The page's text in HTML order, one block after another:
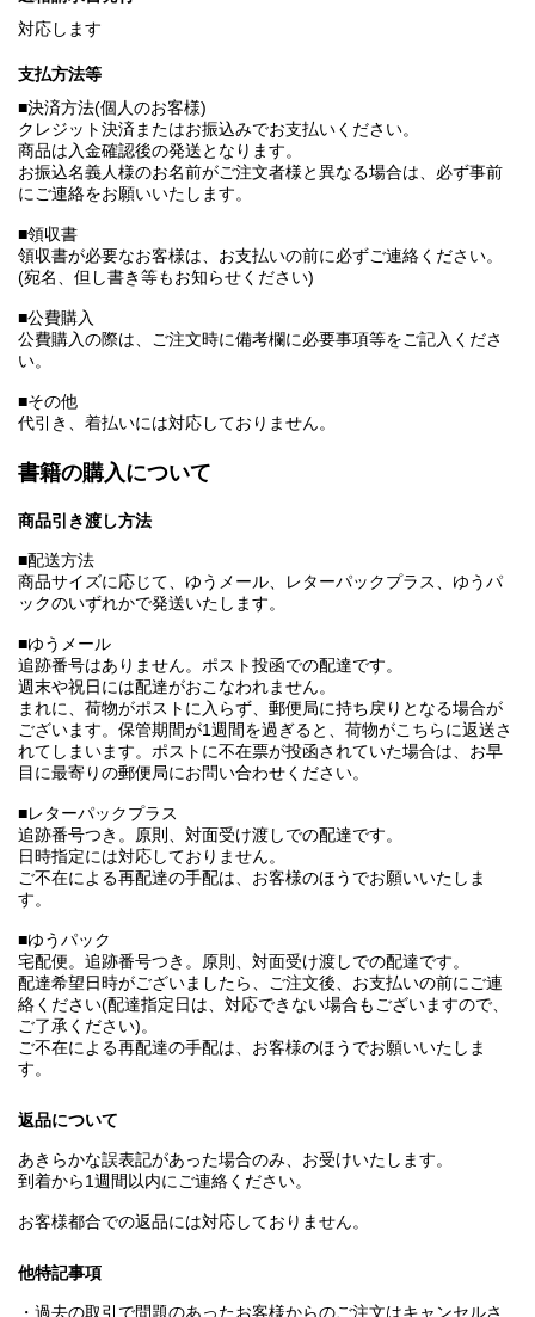
対応します
支払方法等
■決済方法(個人のお客様)
クレジット決済またはお振込みでお支払いください。
商品は入金確認後の発送となります。
お振込名義人様のお名前がご注文者様と異なる場合は、必ず事前
にご連絡をお願いいたします。
■領収書
領収書が必要なお客様は、お支払いの前に必ずご連絡ください。
(宛名、但し書き等もお知らせください)
■公費購入
公費購入の際は、ご注文時に備考欄に必要事項等をご記入くださ
い。
■その他
代引き、着払いには対応しておりません。
書籍の購入について
商品引き渡し方法
■配送方法
商品サイズに応じて、ゆうメール、レターパックプラス、ゆうパ
ックのいずれかで発送いたします。
■ゆうメール
追跡番号はありません。ポスト投函での配達です。
週末や祝日には配達がおこなわれません。
まれに、荷物がポストに入らず、郵便局に持ち戻りとなる場合が
ございます。保管期間が1週間を過ぎると、荷物がこちらに返送さ
れてしまいます。ポストに不在票が投函されていた場合は、お早
目に最寄りの郵便局にお問い合わせください。
■レターパックプラス
追跡番号つき。原則、対面受け渡しでの配達です。
日時指定には対応しておりません。
ご不在による再配達の手配は、お客様のほうでお願いいたしま
す。
■ゆうパック
宅配便。追跡番号つき。原則、対面受け渡しでの配達です。
配達希望日時がございましたら、ご注文後、お支払いの前にご連
絡ください(配達指定日は、対応できない場合もございますので、
ご了承ください)。
ご不在による再配達の手配は、お客様のほうでお願いいたしま
す。
返品について
あきらかな誤表記があった場合のみ、お受けいたします。
到着から1週間以内にご連絡ください。
お客様都合での返品には対応しておりません。
他特記事項
・過去の取引で問題のあったお客様からのご注文はキャンセルさ